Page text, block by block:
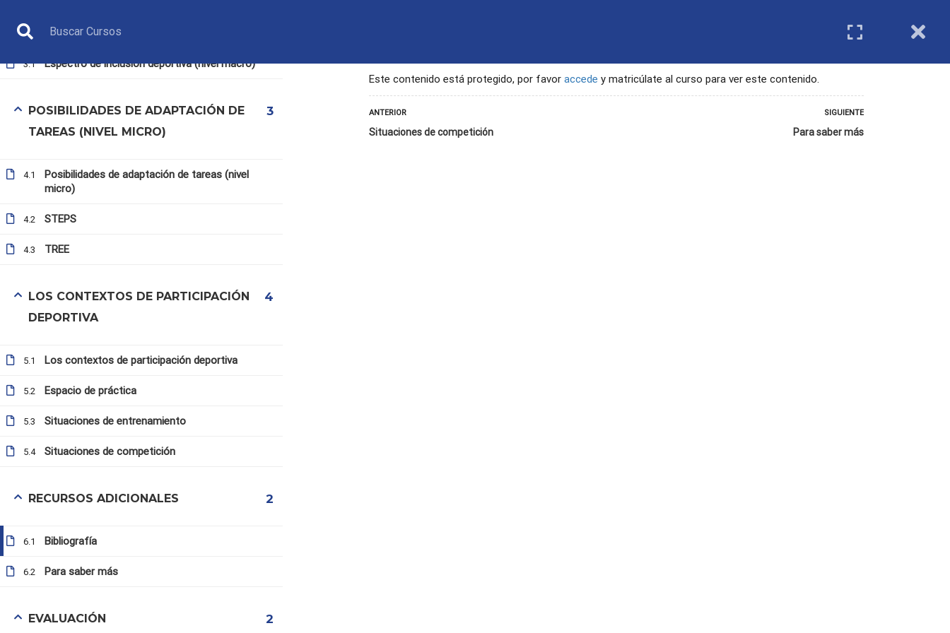
Inicio Todos los cursos Árbitro 6. Las actividades físicas y el deporte inclusivo
Inicio
Este contenido está protegido, por favor accede y matricúlate al curso para ver este contenido.
ANTERIOR
Situaciones de competición
SIGUIENTE
Para saber más
3.1 Espectro de inclusión deportiva (nivel macro)
POSIBILIDADES DE ADAPTACIÓN DE
TAREAS (NIVEL MICRO)
3
4.1
Posibilidades de adaptación de tareas (nivel
micro)
4.2 STEPS
4.3 TREE
LOS CONTEXTOS DE PARTICIPACIÓN
DEPORTIVA
4
5.1 Los contextos de participación deportiva
5.2 Espacio de práctica
5.3 Situaciones de entrenamiento
5.4 Situaciones de competición
RECURSOS ADICIONALES 2
6.1 Bibliografía
6.2 Para saber más
EVALUACIÓN 2